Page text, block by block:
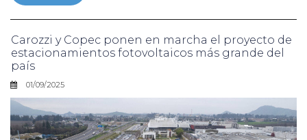
Carozzi y Copec ponen en marcha el proyecto de
estacionamientos fotovoltaicos más grande del
país
01/09/2025